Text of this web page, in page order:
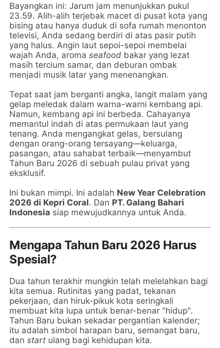
Bayangkan ini: Jarum jam menunjukkan pukul
23.59. Alih-alih terjebak macet di pusat kota yang
bising atau hanya duduk di sofa rumah menonton
televisi, Anda sedang berdiri di atas pasir putih
yang halus. Angin laut sepoi-sepoi membelai
wajah Anda, aromaseafood bakar yang lezat
masih tercium samar, dan deburan ombak
menjadi musik latar yang menenangkan.
Tepat saat jam berganti angka, langit malam yang
gelap meledak dalam warna-warni kembang api.
Namun, kembang api ini berbeda. Cahayanya
memantul indah di atas permukaan laut yang
tenang. Anda mengangkat gelas, bersulang
dengan orang-orang tersayang—keluarga,
pasangan, atau sahabat terbaik—menyambut
Tahun Baru 2026 di sebuah pulau privat yang
eksklusif.
Ini bukan mimpi. Ini adalah New Year Celebration
2026 di Kepri Coral. Dan PT. Galang Bahari
Indonesia siap mewujudkannya untuk Anda.
Mengapa Tahun Baru 2026 Harus
Spesial?
Dua tahun terakhir mungkin telah melelahkan bagi
kita semua. Rutinitas yang padat, tekanan
pekerjaan, dan hiruk-pikuk kota seringkali
membuat kita lupa untuk benar-benar "hidup".
Tahun Baru bukan sekadar pergantian kalender;
itu adalah simbol harapan baru, semangat baru,
danstart ulang bagi kehidupan kita.